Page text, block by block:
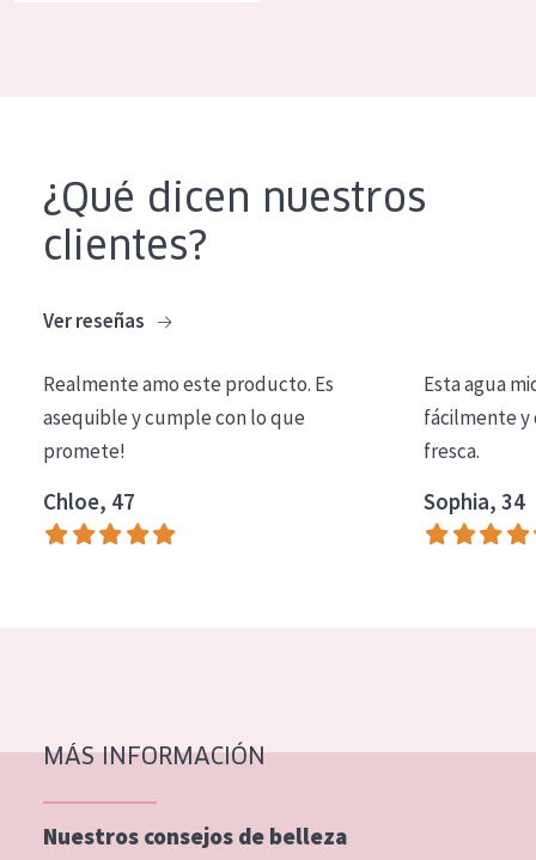
TIPO DE PIEL
Piel normal y seca
Piel madura
Piel expuesta al sol
Piel menopáusica
¿Qué dicen nuestros
clientes?
Ver reseñas
Realmente amo este producto. Es
asequible y cumple con lo que
promete!
Chloe, 47
Esta agua
fácilmente y
fresca.
Sophia, 34
MÁS INFORMACIÓN
Nuestros consejos de belleza